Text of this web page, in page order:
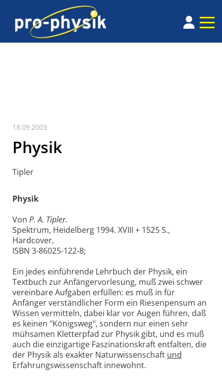
18.09.2003
Physik
Tipler
Physik
Von P. A. Tipler.
Spektrum, Heidelberg 1994. XVIII + 1525 S.,
Hardcover,
ISBN 3-86025-122-8;
Ein jedes einführende Lehrbuch der Physik, ein
Textbuch zur Anfängervorlesung, muß zwei schwer
vereinbare Aufgaben erfüllen: es muß in für
Anfänger verständlicher Form ein Riesenpensum an
Wissen vermitteln, dabei klar vor Augen führen, daß
es keinen "Königsweg", sondern nur einen sehr
mühsamen Kletterpfad zur Physik gibt, und es muß
auch die einzigartige Faszinationskraft entfalten, die
der Physik als exakter Naturwissenschaft und
Erfahrungswissenschaft innewohnt.